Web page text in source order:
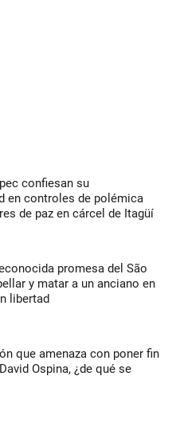
confiesan su
en controles de polémica
de paz en cárcel de Itagüí
promesa del São
y matar a un anciano en
libertad
que amenaza con poner fin
Ospina, ¿de qué se